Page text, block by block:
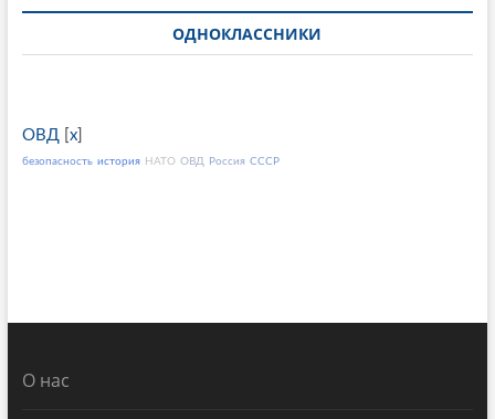
ОДНОКЛАССНИКИ
ОВД x]
безопасность история НАТО ОВД Россия СССР
О нас